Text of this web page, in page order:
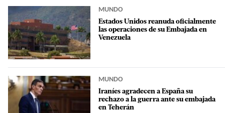
MUNDO
Estados Unidos reanuda oficialmente
las operaciones de su Embajada en
Venezuela
MUNDO
Iraníes agradecen a España su
rechazo a la guerra ante su embajada
en Teherán